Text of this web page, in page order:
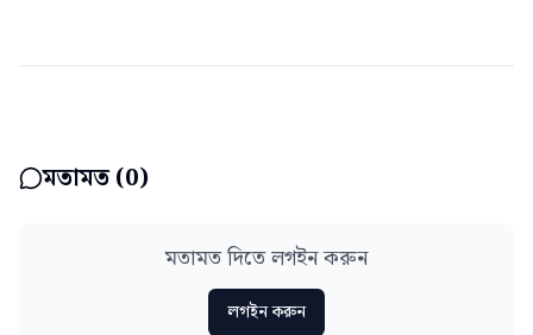
মতামত (0)
মতামত দিতে লগইন করুন
লগইন করুন